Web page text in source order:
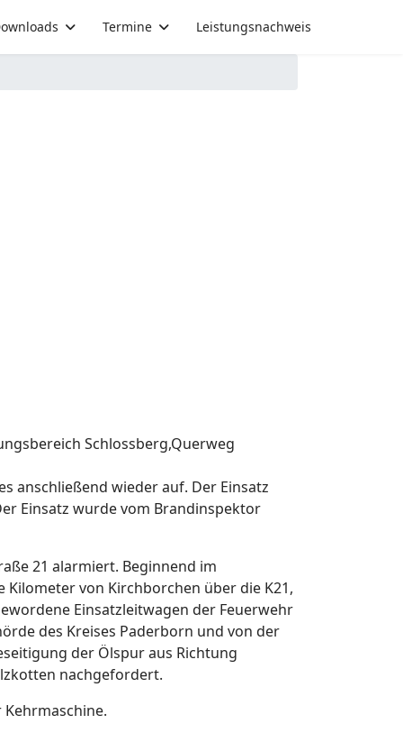
Termine Leistungsnachweis
Schlossberg,Querweg
anschließend wieder auf. Der Einsatz
Einsatz wurde vom Brandinspektor
21 alarmiert. Beginnend im
von Kirchborchen über die K21,
Einsatzleitwagen der Feuerwehr
des Kreises Paderborn und von der
der Ölspur aus Richtung
nachgefordert.